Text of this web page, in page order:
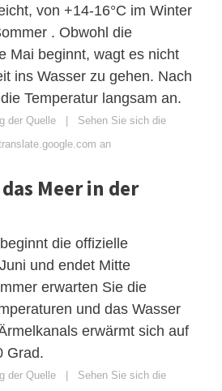
von +14-16°C im Winter
. Obwohl die
Mai beginnt, wagt es nicht
ins Wasser zu gehen. Nach
Temperatur langsam an.
der Quelle | Sehen Sie sich die
an
Meer in der
die offizielle
und endet Mitte
erwarten Sie die
und das Wasser
erwärmt sich auf
Grad.
der Quelle | Sehen Sie sich die